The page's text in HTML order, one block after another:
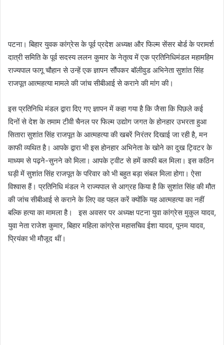
पटना। बिहार युवक कांग्रेस के पूर्व प्रदेश अध्यक्ष और फिल्म सेंसर बोर्ड के परामर्श
दात्री समिति के पूर्व सदस्य ललन कुमार के नेतृत्व में एक प्रतिनिधिमंडल महामहिम
राज्यपाल फागू चौहान से उन्हें एक ज्ञापन सौंपकर बॉलीवुड अभिनेता सुशांत सिंह
राजपूत आत्महत्या मामले की जांच सीबीआई से कराने की मांग की।
इस प्रतिनिधि मंडल द्वारा दिए गए ज्ञापन में कहा गया है कि जैसा कि पिछले कई
दिनों से देश के तमाम टीवी चैनल पर फिल्म उद्योग जगत के होनहार उभरता हुआ
सितारा सुशांत सिंह राजपूत के आत्महत्या की खबरें निरंतर दिखाई जा रही है, मन
काफी व्यथित है। आपके द्वारा भी इस होनहार अभिनेता के खोने का दुख ट्विटर के
माध्यम से पढ़ने-सुनने को मिला। आपके ट्वीट से हमें काफी बल मिला। इस कठिन
घड़ी में सुशांत सिंह राजपूत के परिवार को भी बहुत बड़ा संबल मिला होगा। ऐसा
विश्वास हैं। प्रतिनिधि मंडल ने राज्यपाल से आग्रह किया है कि सुशांत सिंह की मौत
की जांच सीबीआई से कराने के लिए वह पहल करें क्योंकि यह आत्महत्या का नहीं
बल्कि हत्या का मामला है। इस अवसर पर अध्यक्ष पटना युवा कांग्रेस मुकुल यादव,
युवा नेता राजेश कुमार, बिहार महिला कांग्रेस महासचिव ईशा यादव, पूनम यादव,
प्रियंका भी मौजूद थीं।